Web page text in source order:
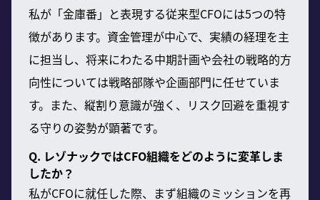
私が「金庫番」と表現する従来型CFOには5つの特
徴があります。資金管理が中心で、実績の経理を主
に担当し、将来にわたる中期計画や会社の戦略的方
向性については戦略部隊や企画部門に任せていま
す。また、縦割り意識が強く、リスク回避を重視す
る守りの姿勢が顕著です。
Q. レゾナックではCFO組織をどのように変革しま
したか？
私がCFOに就任した際、まず組織のミッションを再